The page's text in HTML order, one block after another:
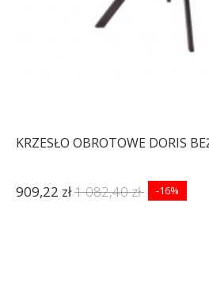
KRZESŁO OBROTOWE DORIS
909,22 zł1 082,40 zł -16%